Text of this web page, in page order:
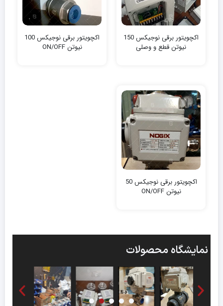
اکچویتور برقی نوجیکس 150
نیوتن‌ قطع و وصلی
اکچویتور برقی نوجیکس 100
نیوتن‌ ON/OFF
اکچویتور برقی نوجیکس 50
نیوتن‌ ON/OFF
نمایشگاه محصولات